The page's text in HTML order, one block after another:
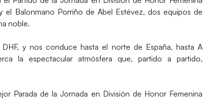
el Balonmano Porriño de Abel Estévez, dos equipos de
noble.
y nos conduce hasta el norte de España, hasta A
la espectacular atmósfera que, partido a partido,
Parada de la Jornada en División de Honor Femenina